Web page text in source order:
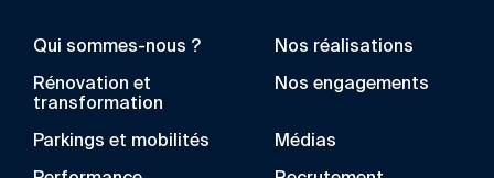
Qui sommes-nous ? Nos réalisations
Rénovation et
transformation
Nos engagements
Parkings et mobilités Médias